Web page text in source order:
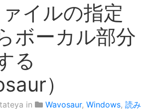
イルの指定
ボーカル部分
る
）
in Wavosaur, Windows, 読み